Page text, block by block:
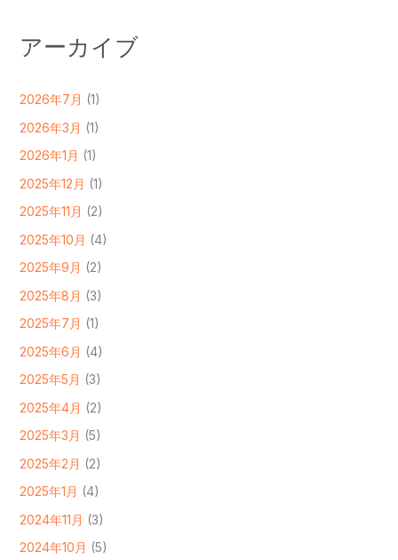
アーカイブ
2026年7月 (1)
2026年3月 (1)
2026年1月 (1)
2025年12月 (1)
2025年11月 (2)
2025年10月 (4)
2025年9月 (2)
2025年8月 (3)
2025年7月 (1)
2025年6月 (4)
2025年5月 (3)
2025年4月 (2)
2025年3月 (5)
2025年2月 (2)
2025年1月 (4)
2024年11月 (3)
2024年10月 (5)